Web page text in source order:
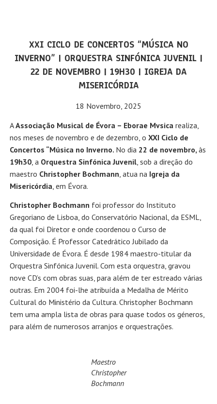
XXI CICLO DE CONCERTOS “MÚSICA NO
INVERNO” | ORQUESTRA SINFÓNICA JUVENIL |
22 DE NOVEMBRO | 19H30 | IGREJA DA
MISERICÓRDIA
18 Novembro, 2025
AAssociação Musical de Évora – Eborae Mvsica realiza,
nos meses de novembro e de dezembro, o XXI Ciclo de
Concertos “Música no Inverno. No dia 22 de novembro, às
19h30, a Orquestra Sinfónica Juvenil, sob a direção do
maestro Christopher Bochmann, atua na Igreja da
Misericórdia, em Évora.
Christopher Bochmann foi professor do Instituto
Gregoriano de Lisboa, do Conservatório Nacional, da ESML,
da qual foi Diretor e onde coordenou o Curso de
Composição. É Professor Catedrático Jubilado da
Universidade de Évora. É desde 1984 maestro-titular da
Orquestra Sinfónica Juvenil. Com esta orquestra, gravou
nove CD’s com obras suas, para além de ter estreado várias
outras. Em 2004 foi-lhe atribuída a Medalha de Mérito
Cultural do Ministério da Cultura. Christopher Bochmann
tem uma ampla lista de obras para quase todos os géneros,
para além de numerosos arranjos e orquestrações.
Maestro
Christopher
Bochmann